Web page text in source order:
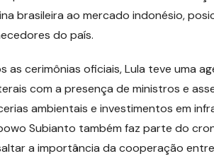
brasileira ao mercado indonésio,
do país.
as cerimônias oficiais, Lula teve uma
com a presença de ministros e
ambientais e investimentos em
Subianto também faz parte do
a importância da cooperação